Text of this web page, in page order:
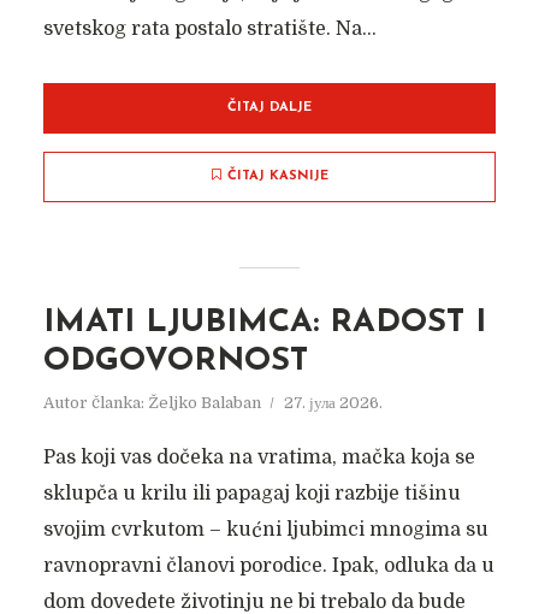
svetskog rata postalo stratište. Na...
ČITAJ DALJE
ČITAJ KASNIJE
IMATI LJUBIMCA: RADOST I
ODGOVORNOST
Autor članka: Željko Balaban 27. јула 2026.
Pas koji vas dočeka na vratima, mačka koja se
sklupča u krilu ili papagaj koji razbije tišinu
svojim cvrkutom – kućni ljubimci mnogima su
ravnopravni članovi porodice. Ipak, odluka da u
dom dovedete životinju ne bi trebalo da bude